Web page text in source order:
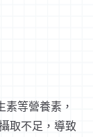
等營養素，
取不足，導致